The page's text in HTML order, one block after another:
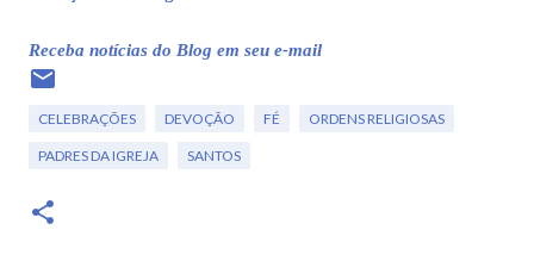
Receba notícias do Blog em seu e-mail
CELEBRAÇÕES DEVOÇÃO FÉ ORDENS RELIGIOSAS
PADRES DA IGREJA SANTOS